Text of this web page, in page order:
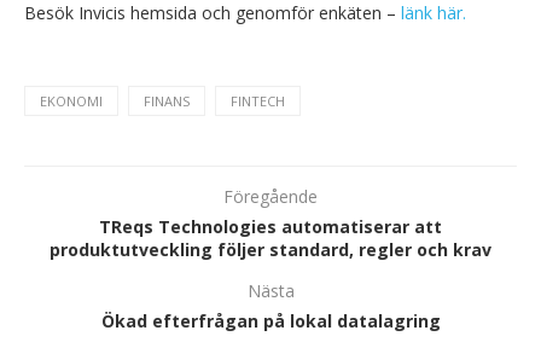
Besök Invicis hemsida och genomför enkäten – länk här.
EKONOMI FINANS FINTECH
Föregående
TReqs Technologies automatiserar att
produktutveckling följer standard, regler och krav
Nästa
Ökad efterfrågan på lokal datalagring